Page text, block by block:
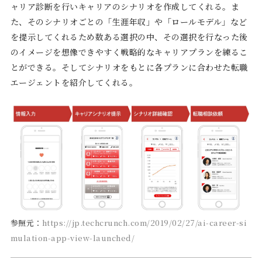
ャリア診断を行いキャリアのシナリオを作成してくれる。ま
た、そのシナリオごとの「生涯年収」や「ロールモデル」など
を提示してくれるため数ある選択の中、その選択を行なった後
のイメージを想像できやすく戦略的なキャリアプランを練るこ
とができる。そしてシナリオをもとに各プランに合わせた転職
エージェントを紹介してくれる。
参照元： https://jp.techcrunch.com/2019/02/27/ai-career-si
mulation-app-view-launched/